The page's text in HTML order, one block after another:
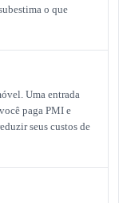
o que
Uma entrada
paga PMI e
seus custos de